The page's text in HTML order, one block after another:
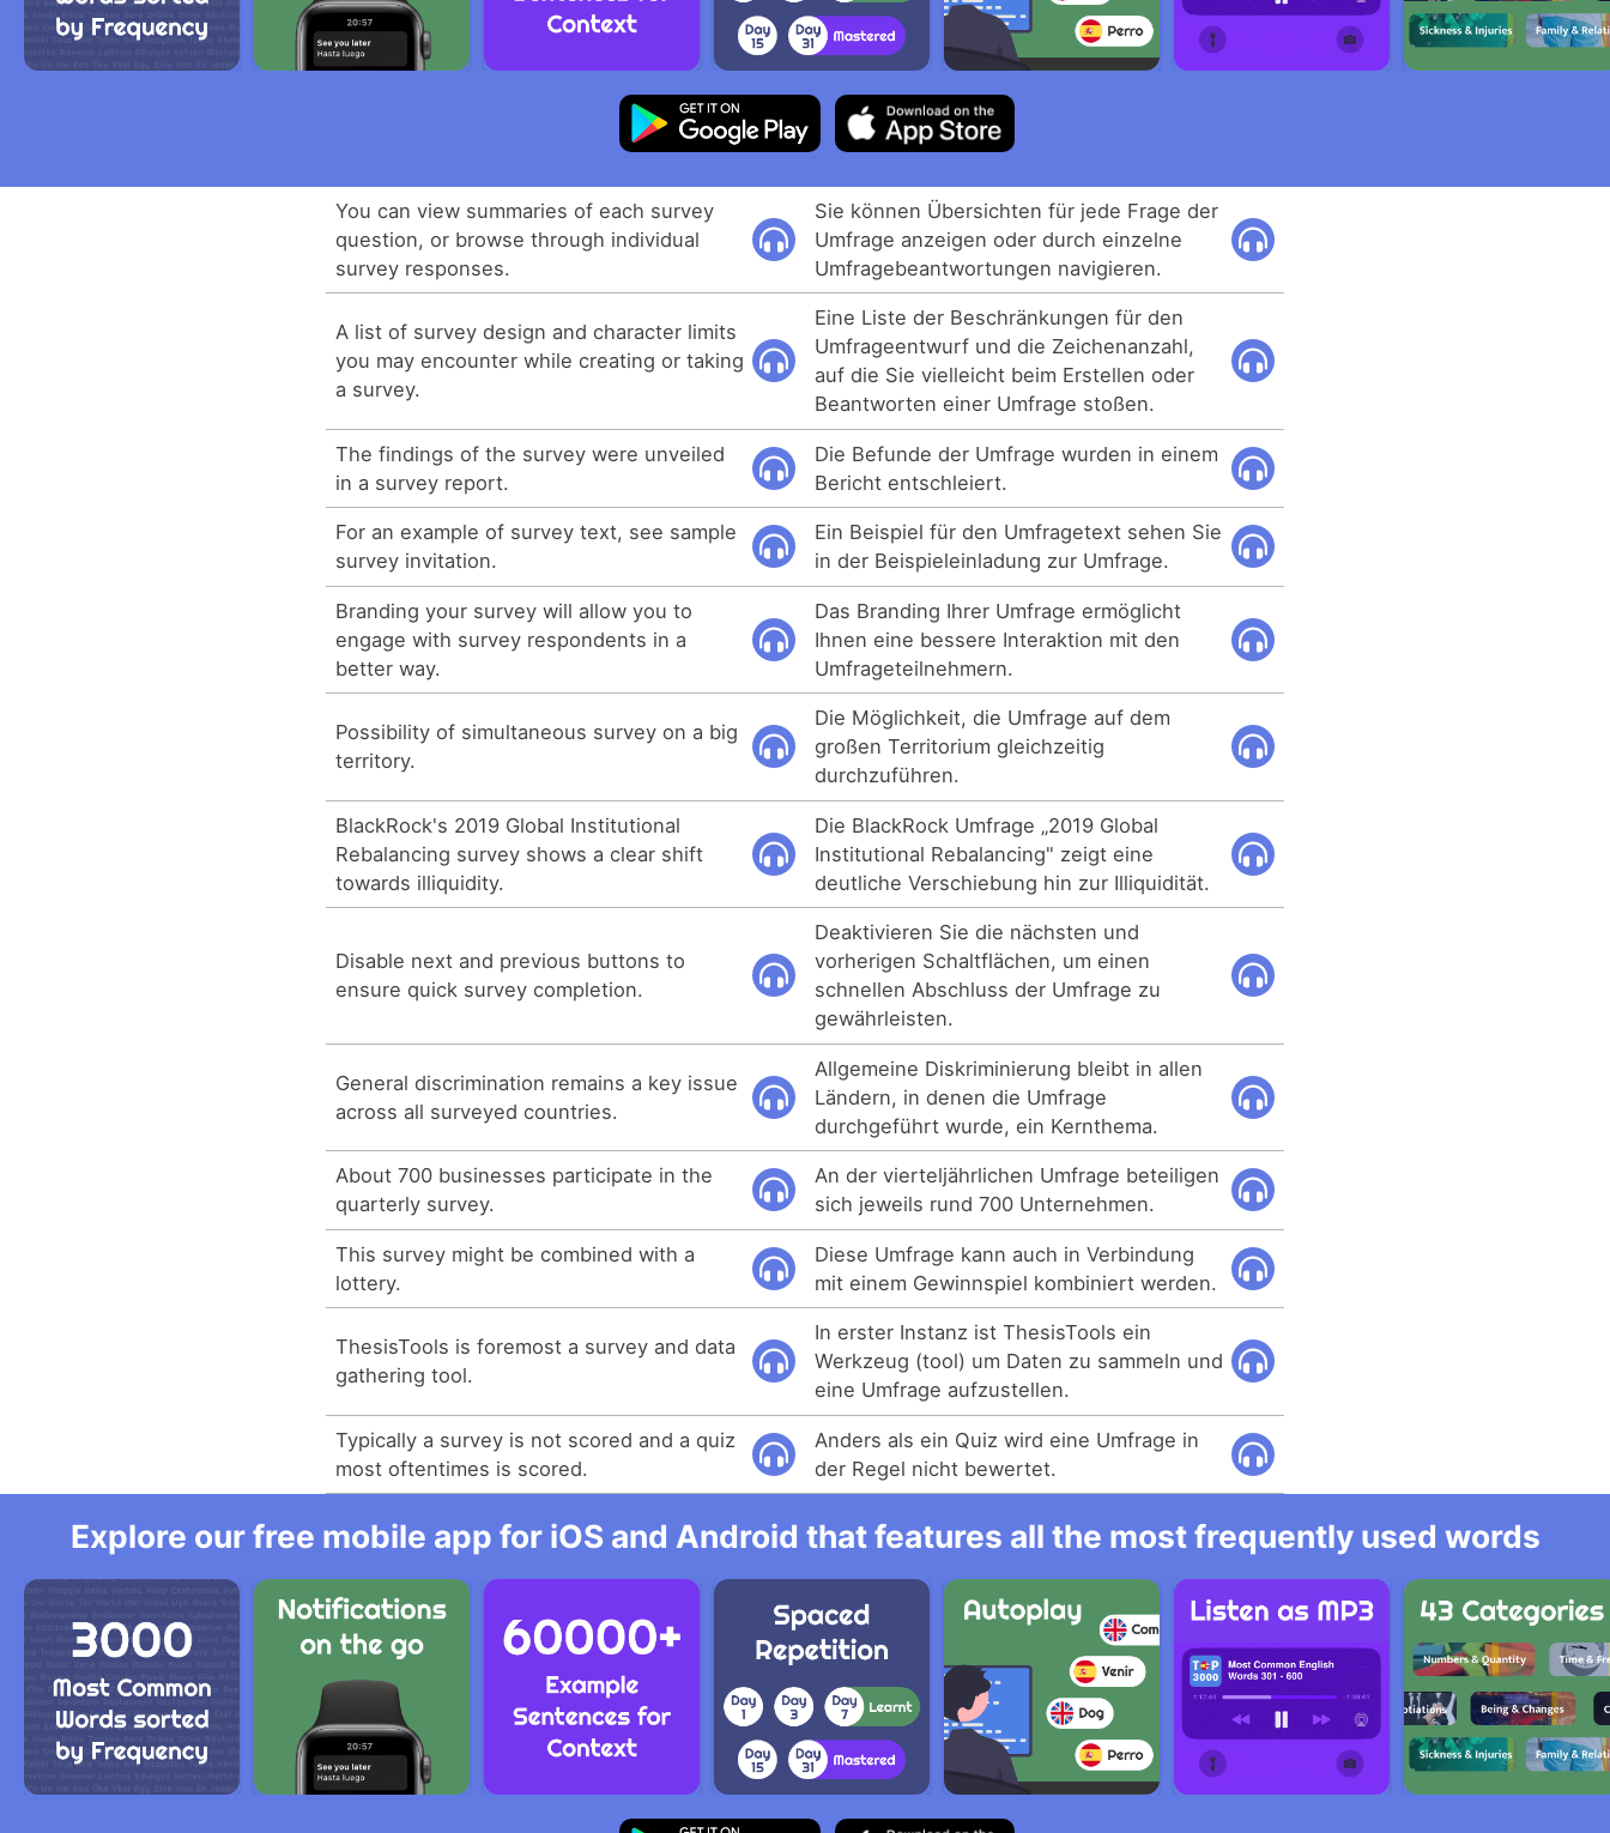
You can view summaries of each survey
question, or browse through individual
survey responses.
Sie können Übersichten für jede Frage der
Umfrage anzeigen oder durch einzelne
Umfragebeantwortungen navigieren.
A list of survey design and character limits
you may encounter while creating or taking
a survey.
Eine Liste der Beschränkungen für den
Umfrageentwurf und die Zeichenanzahl,
auf die Sie vielleicht beim Erstellen oder
Beantworten einer Umfrage stoßen.
The findings of the survey were unveiled
in a survey report.
Die Befunde der Umfrage wurden in einem
Bericht entschleiert.
For an example of survey text, see sample
survey invitation.
Ein Beispiel für den Umfragetext sehen Sie
in der Beispieleinladung zur Umfrage.
Branding your survey will allow you to
engage with survey respondents in a
better way.
Das Branding Ihrer Umfrage ermöglicht
Ihnen eine bessere Interaktion mit den
Umfrageteilnehmern.
Possibility of simultaneous survey on a big
territory.
Die Möglichkeit, die Umfrage auf dem
großen Territorium gleichzeitig
durchzuführen.
BlackRock's 2019 Global Institutional
Rebalancing survey shows a clear shift
towards illiquidity.
Die BlackRock Umfrage „2019 Global
Institutional Rebalancing" zeigt eine
deutliche Verschiebung hin zur Illiquidität.
Disable next and previous buttons to
ensure quick survey completion.
Deaktivieren Sie die nächsten und
vorherigen Schaltflächen, um einen
schnellen Abschluss der Umfrage zu
gewährleisten.
General discrimination remains a key issue
across all surveyed countries.
Allgemeine Diskriminierung bleibt in allen
Ländern, in denen die Umfrage
durchgeführt wurde, ein Kernthema.
About 700 businesses participate in the
quarterly survey.
An der vierteljährlichen Umfrage beteiligen
sich jeweils rund 700 Unternehmen.
This survey might be combined with a
lottery.
Diese Umfrage kann auch in Verbindung
mit einem Gewinnspiel kombiniert werden.
ThesisTools is foremost a survey and data
gathering tool.
In erster Instanz ist ThesisTools ein
Werkzeug (tool) um Daten zu sammeln und
eine Umfrage aufzustellen.
Typically a survey is not scored and a quiz
most oftentimes is scored.
Anders als ein Quiz wird eine Umfrage in
der Regel nicht bewertet.
Explore our free mobile app for iOS and Android that features all the most frequently used words